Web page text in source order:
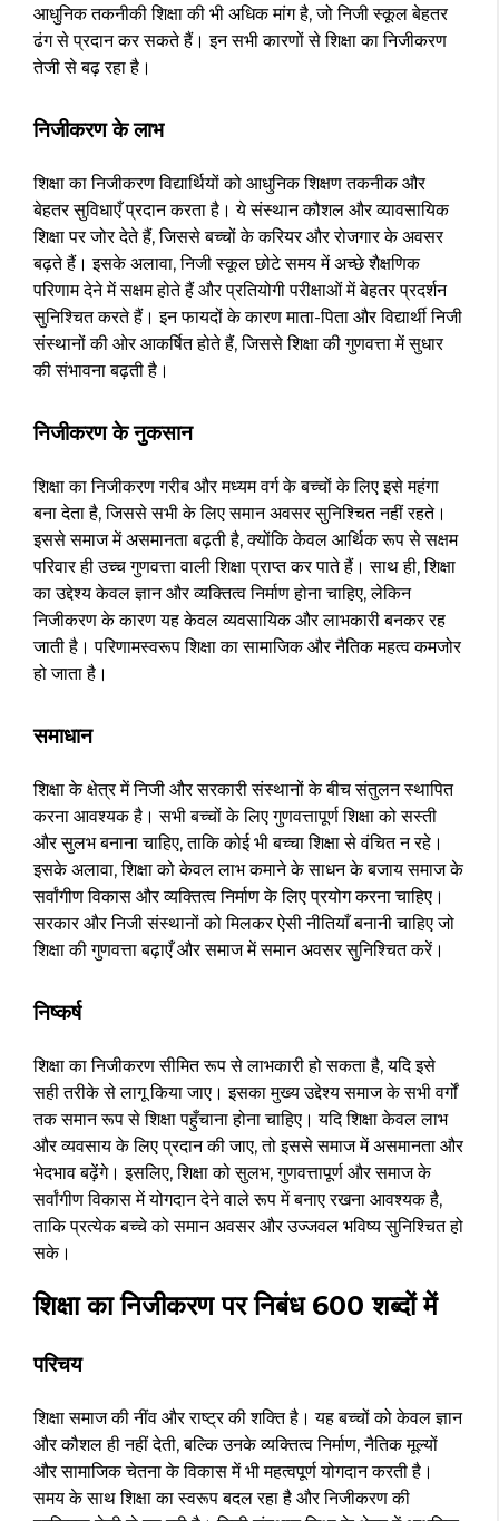
आधुनिक तकनीकी शिक्षा की भी अधिक मांग है, जो निजी स्कूल बेहतर
ढंग से प्रदान कर सकते हैं। इन सभी कारणों से शिक्षा का निजीकरण
तेजी से बढ़ रहा है।
निजीकरण के लाभ
शिक्षा का निजीकरण विद्यार्थियों को आधुनिक शिक्षण तकनीक और
बेहतर सुविधाएँ प्रदान करता है। ये संस्थान कौशल और व्यावसायिक
शिक्षा पर जोर देते हैं, जिससे बच्चों के करियर और रोजगार के अवसर
बढ़ते हैं। इसके अलावा, निजी स्कूल छोटे समय में अच्छे शैक्षणिक
परिणाम देने में सक्षम होते हैं और प्रतियोगी परीक्षाओं में बेहतर प्रदर्शन
सुनिश्चित करते हैं। इन फायदों के कारण माता-पिता और विद्यार्थी निजी
संस्थानों की ओर आकर्षित होते हैं, जिससे शिक्षा की गुणवत्ता में सुधार
की संभावना बढ़ती है।
निजीकरण के नुकसान
शिक्षा का निजीकरण गरीब और मध्यम वर्ग के बच्चों के लिए इसे महंगा
बना देता है, जिससे सभी के लिए समान अवसर सुनिश्चित नहीं रहते।
इससे समाज में असमानता बढ़ती है, क्योंकि केवल आर्थिक रूप से सक्षम
परिवार ही उच्च गुणवत्ता वाली शिक्षा प्राप्त कर पाते हैं। साथ ही, शिक्षा
का उद्देश्य केवल ज्ञान और व्यक्तित्व निर्माण होना चाहिए, लेकिन
निजीकरण के कारण यह केवल व्यवसायिक और लाभकारी बनकर रह
जाती है। परिणामस्वरूप शिक्षा का सामाजिक और नैतिक महत्व कमजोर
हो जाता है।
समाधान
शिक्षा के क्षेत्र में निजी और सरकारी संस्थानों के बीच संतुलन स्थापित
करना आवश्यक है। सभी बच्चों के लिए गुणवत्तापूर्ण शिक्षा को सस्ती
और सुलभ बनाना चाहिए, ताकि कोई भी बच्चा शिक्षा से वंचित न रहे।
इसके अलावा, शिक्षा को केवल लाभ कमाने के साधन के बजाय समाज के
सर्वांगीण विकास और व्यक्तित्व निर्माण के लिए प्रयोग करना चाहिए।
सरकार और निजी संस्थानों को मिलकर ऐसी नीतियाँ बनानी चाहिए जो
शिक्षा की गुणवत्ता बढ़ाएँ और समाज में समान अवसर सुनिश्चित करें।
निष्कर्ष
शिक्षा का निजीकरण सीमित रूप से लाभकारी हो सकता है, यदि इसे
सही तरीके से लागू किया जाए। इसका मुख्य उद्देश्य समाज के सभी वर्गों
तक समान रूप से शिक्षा पहुँचाना होना चाहिए। यदि शिक्षा केवल लाभ
और व्यवसाय के लिए प्रदान की जाए, तो इससे समाज में असमानता और
भेदभाव बढ़ेंगे। इसलिए, शिक्षा को सुलभ, गुणवत्तापूर्ण और समाज के
सर्वांगीण विकास में योगदान देने वाले रूप में बनाए रखना आवश्यक है,
ताकि प्रत्येक बच्चे को समान अवसर और उज्जवल भविष्य सुनिश्चित हो
सके।
शिक्षा का निजीकरण पर निबंध 600 शब्दों में
परिचय
शिक्षा समाज की नींव और राष्ट्र की शक्ति है। यह बच्चों को केवल ज्ञान
और कौशल ही नहीं देती, बल्कि उनके व्यक्तित्व निर्माण, नैतिक मूल्यों
और सामाजिक चेतना के विकास में भी महत्वपूर्ण योगदान करती है।
समय के साथ शिक्षा का स्वरूप बदल रहा है और निजीकरण की